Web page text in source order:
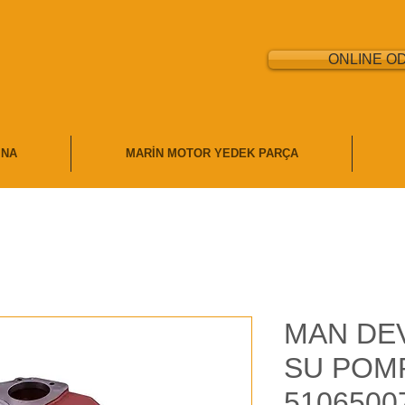
ONLINE
MARİN MOTOR YEDEK PARÇA
MAN
SU